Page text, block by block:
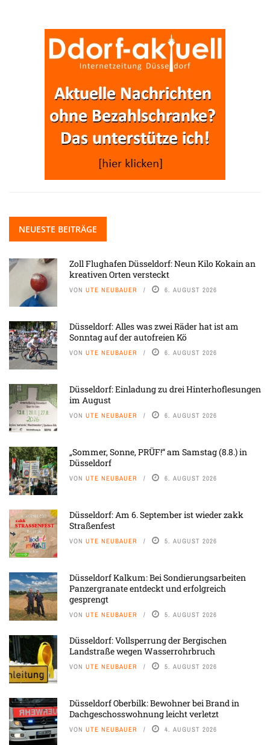
NEUESTE BEITRÄGE
Zoll Flughafen Düsseldorf: Neun Kilo Kokain an
kreativen Orten versteckt
VON UTE NEUBAUER 6. AUGUST 2026
Düsseldorf: Alles was zwei Räder hat ist am
Sonntag auf der autofreien Kö
VON UTE NEUBAUER 6. AUGUST 2026
Düsseldorf: Einladung zu drei Hinterhoflesungen
im August
VON UTE NEUBAUER 6. AUGUST 2026
„Sommer, Sonne, PRÜF!“ am Samstag (8.8.) in
Düsseldorf
VON UTE NEUBAUER 6. AUGUST 2026
Düsseldorf: Am 6. September ist wieder zakk
Straßenfest
VON UTE NEUBAUER 5. AUGUST 2026
Düsseldorf Kalkum: Bei Sondierungsarbeiten
Panzergranate entdeckt und erfolgreich
gesprengt
VON UTE NEUBAUER 5. AUGUST 2026
Düsseldorf: Vollsperrung der Bergischen
Landstraße wegen Wasserrohrbruch
VON UTE NEUBAUER 5. AUGUST 2026
Düsseldorf Oberbilk: Bewohner bei Brand in
Dachgeschosswohnung leicht verletzt
VON UTE NEUBAUER 4. AUGUST 2026